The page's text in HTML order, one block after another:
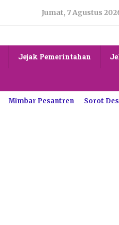
Jumat, 7 Agustus
Jejak Pemerintahan
Mimbar Pesantren Sorot